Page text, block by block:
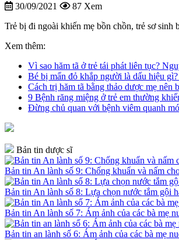
30/09/2021 87 Xem
Trẻ bị đi ngoài khiến mẹ bồn chồn, trẻ sơ sinh
Xem thêm:
Vì sao hăm tã ở trẻ tái phát liên tục?
Bé bị mẩn đỏ khắp người là dấu hiệu
Cách trị hăm tã bằng thảo dược mẹ nên
9 Bệnh răng miệng ở trẻ em thường
Đừng chủ quan với bệnh viêm quanh
Bản tin dược sĩ
Bản tin An lành số 9: Chống khuẩn và nấm
Bản tin An lành số 8: Lựa chọn nước tắm gội
Bản tin An lành số 7: Ám ảnh của các bà mẹ
Bản tin an lành số 6: Ám ảnh của các bà mẹ